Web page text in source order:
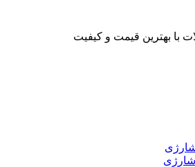
قیمت و کیفیت